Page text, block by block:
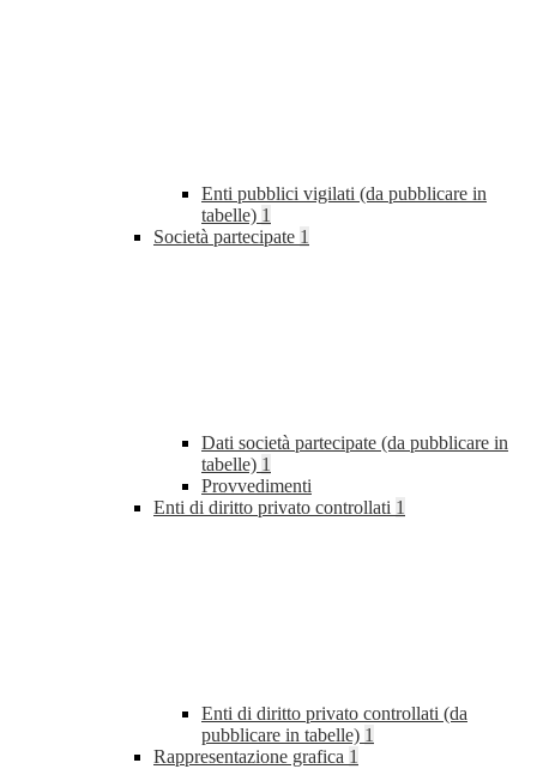
Enti pubblici vigilati (da pubblicare in
tabelle) 1
Società partecipate 1
Dati società partecipate (da pubblicare in
tabelle) 1
Provvedimenti
Enti di diritto privato controllati 1
Enti di diritto privato controllati (da
pubblicare in tabelle) 1
Rappresentazione grafica 1